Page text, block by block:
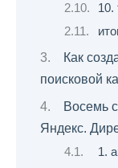
10.
Как
поисковой
Восемь
Яндекс.
1.